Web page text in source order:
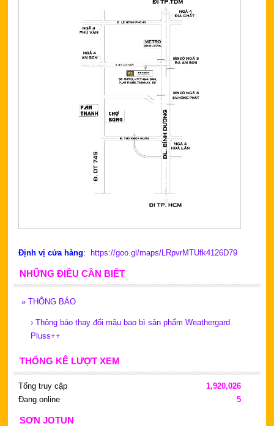
Định vị cửa hàng: https://goo.gl/maps/LRpvrMTUfk4126D79
NHỮNG ĐIỀU CẦN BIẾT
» THÔNG BÁO
› Thông báo thay đổi mãu bao bì sản phẩm Weathergard
Pluss++
THỐNG KÊ LƯỢT XEM
Tổng truy cập
1,920,026
Đang online
5
SƠN JOTUN